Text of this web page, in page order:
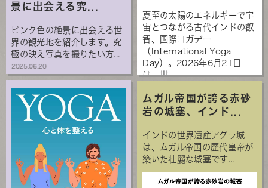
景に出会える究...
ピンク色の絶景に出会える世
界の観光地を紹介します。究
極の映え写真を撮りたい方...
2025.06.20
夏至の太陽のエネルギーで宇
宙とつながる古代インドの叡
智、国際ヨガデー
（International Yoga
Day）。2026年6月21日
は、世...
ムガル帝国が誇る赤砂
岩の城塞、インド...
インドの世界遺産アグラ城
は、ムガル帝国の歴代皇帝が
築いた壮麗な城塞です...